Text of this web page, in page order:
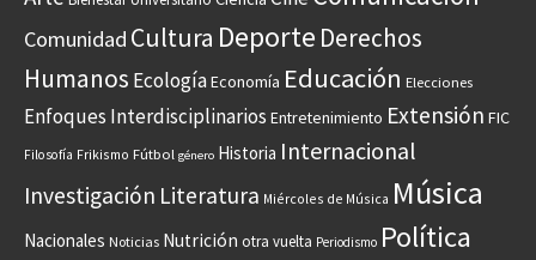
Comunidad Cultura Deporte Derechos
Humanos EcologíaEconomía Educación Elecciones
Enfoques Interdisciplinarios Entretenimiento Extensión FIC
Filosofía Frikismo Fútbol género Historia Internacional
Investigación Literatura Miércoles de Música Música
Nacionales Noticias Nutrición otra vuelta Periodismo Política